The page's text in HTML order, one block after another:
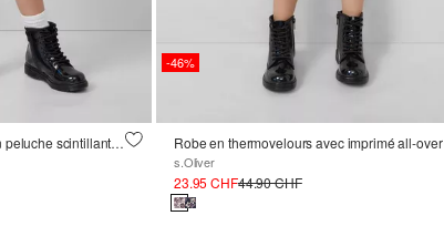
Robe en maille avec appliques en peluche scintillantes
-46%
Robe en thermovelours avec imprimé all-over
s.Oliver
23.95 CHF44.90 CHF